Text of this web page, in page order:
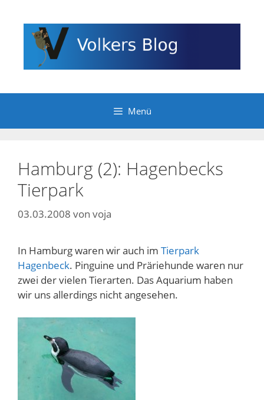
Inhalt
springen
Menü
Hamburg (2): Hagenbecks
Tierpark
03.03.2008 von voja
In Hamburg waren wir auch im Tierpark
Hagenbeck. Pinguine und Präriehunde waren nur
zwei der vielen Tierarten. Das Aquarium haben
wir uns allerdings nicht angesehen.